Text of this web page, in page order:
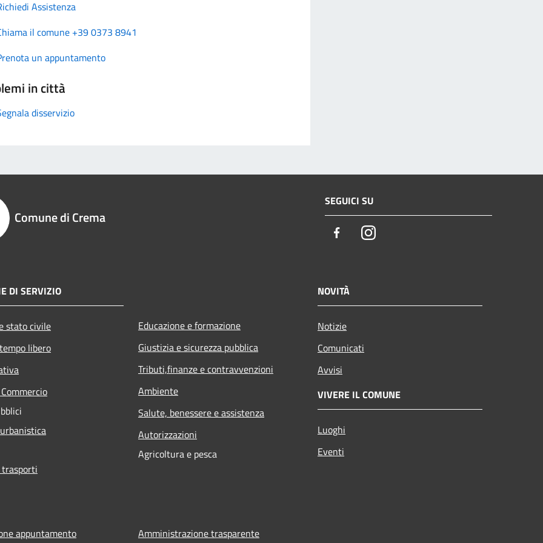
Assistenza
il comune +39 0373 8941
un appuntamento
in città
disservizio
Comune di Crema
SEGUICI SU
FacebookInstagram
DI SERVIZIO
stato civile
libero
Educazione e formazione
Giustizia e sicurezza pubblica
Tributi,finanze e contravvenzioni
Ambiente
Salute, benessere e assistenza
Autorizzazioni
Agricoltura e pesca
NOVITÀ
Notizie
Comunicati
Avvisi
VIVERE IL COMUNE
Luoghi
Eventi
appuntamento Amministrazione trasparente